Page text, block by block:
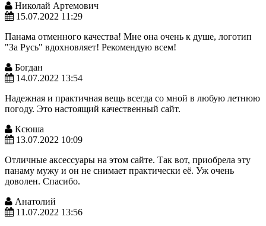
Николай Артемович
15.07.2022 11:29
Панама отменного качества! Мне она очень к душе, логотип
"За Русь" вдохновляет! Рекомендую всем!
Богдан
14.07.2022 13:54
Надежная и практичная вещь всегда со мной в любую летнюю
погоду. Это настоящий качественный сайт.
Ксюша
13.07.2022 10:09
Отличные аксессуары на этом сайте. Так вот, приобрела эту
панаму мужу и он не снимает практически её. Уж очень
доволен. Спасибо.
Анатолий
11.07.2022 13:56